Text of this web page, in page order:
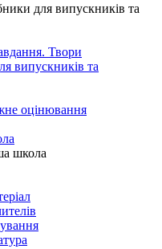
для випускників та
Твори
випускників та
оцінювання
школа